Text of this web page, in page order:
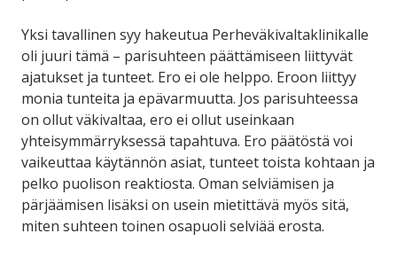
Yksi tavallinen syy hakeutua Perheväkivaltaklinikalle
oli juuri tämä – parisuhteen päättämiseen liittyvät
ajatukset ja tunteet. Ero ei ole helppo. Eroon liittyy
monia tunteita ja epävarmuutta. Jos parisuhteessa
on ollut väkivaltaa, ero ei ollut useinkaan
yhteisymmärryksessä tapahtuva. Ero päätöstä voi
vaikeuttaa käytännön asiat, tunteet toista kohtaan ja
pelko puolison reaktiosta. Oman selviämisen ja
pärjäämisen lisäksi on usein mietittävä myös sitä,
miten suhteen toinen osapuoli selviää erosta.